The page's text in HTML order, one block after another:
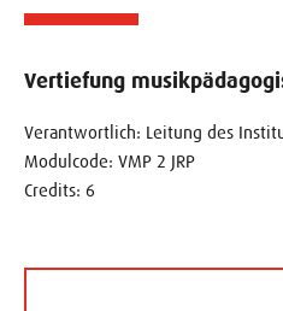
Vertiefung
Verantwortlich: Leitung des
Modulcode: VMP 2 JRP
Credits: 6